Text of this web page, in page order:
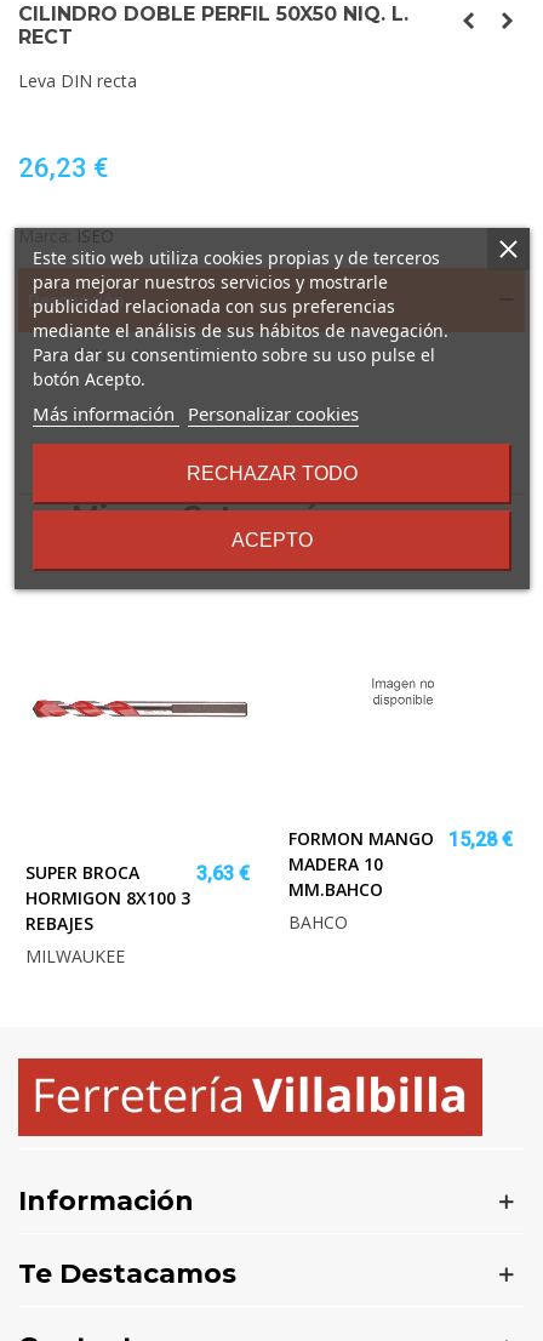
CILINDRO DOBLE PERFIL 50X50 NIQ. L.
RECT
Leva DIN recta
26,23 €
Marca: ISEO
Descripción
Leva DIN recta
16 Otros Productos En La
Misma Categoría:
SUPER BROCA
HORMIGON 8X100 3
REBAJES
3,63 €
MILWAUKEE
FORMON MANGO
MADERA 10
MM.BAHCO
15,28 €
BAHCO
Información
Te Destacamos
Este sitio web utiliza cookies propias y de terceros
para mejorar nuestros servicios y mostrarle
publicidad relacionada con sus preferencias
mediante el análisis de sus hábitos de navegación.
Para dar su consentimiento sobre su uso pulse el
botón Acepto.
Más información
sobre
términos
condiciones
Personalizar cookies
RECHAZAR TODO
ACEPTO